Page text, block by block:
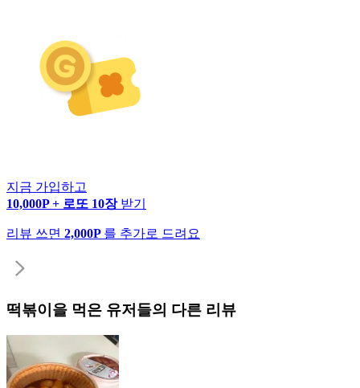
지금 가입하고
10,000P + 로또 10장 받기
리뷰 쓰면 2,000P 를 추가로 드려요
떡볶이 을 먹은 유저들의 다른 리뷰